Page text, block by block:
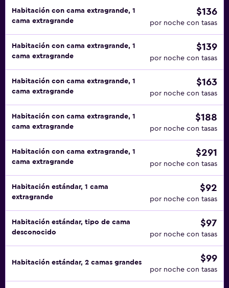
Habitación con cama extragrande, 1
cama extragrande
$136
por noche con tasas
Habitación con cama extragrande, 1
cama extragrande
$139
por noche con tasas
Habitación con cama extragrande, 1
cama extragrande
$163
por noche con tasas
Habitación con cama extragrande, 1
cama extragrande
$188
por noche con tasas
Habitación con cama extragrande, 1
cama extragrande
$291
por noche con tasas
Habitación estándar, 1 cama
extragrande
$92
por noche con tasas
Habitación estándar, tipo de cama
desconocido
$97
por noche con tasas
Habitación estándar, 2 camas grandes $99
por noche con tasas